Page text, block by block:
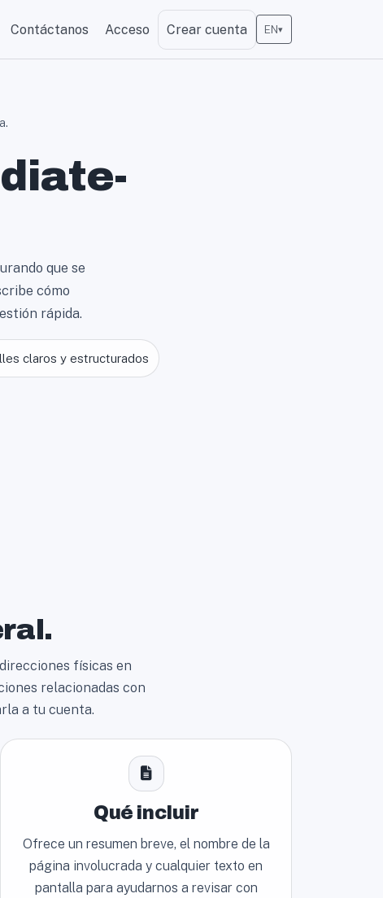
Contáctanos Acceso Crear cuenta EN▾
que se
cómo
rápida.
claros y estructurados
físicas en
relacionadas con
a tu cuenta.
Qué incluir
Ofrece un resumen breve, el nombre de la
página involucrada y cualquier texto en
pantalla para ayudarnos a revisar con